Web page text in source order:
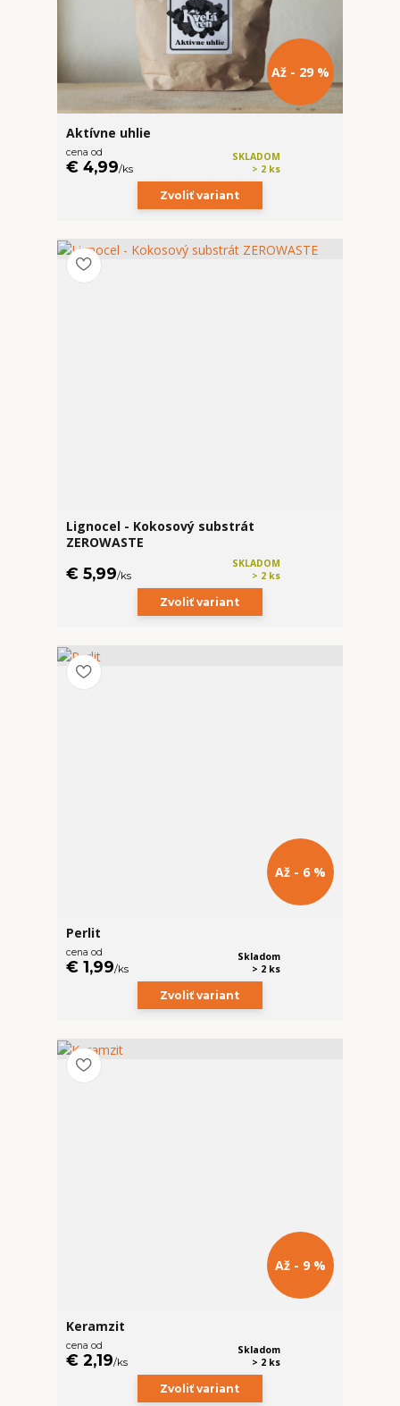
Až - 29 %
Aktívne uhlie
cena od
€ 4,99/ks
SKLADOM
> 2 ks
Zvoliť variant
Lignocel - Kokosový substrát
ZEROWASTE
€ 5,99/ks
SKLADOM
> 2 ks
Zvoliť variant
Až - 6 %
Perlit
cena od
€ 1,99/ks
Skladom
> 2 ks
Zvoliť variant
Až - 9 %
Keramzit
cena od
€ 2,19/ks
Skladom
> 2 ks
Zvoliť variant